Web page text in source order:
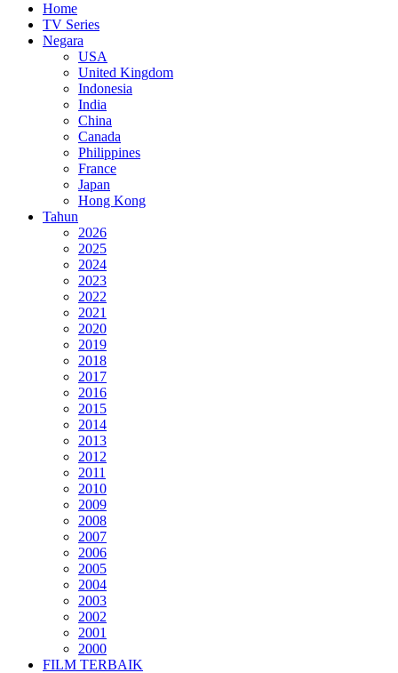
Home
TV Series
Negara
USA
United Kingdom
Indonesia
India
China
Canada
Philippines
France
Japan
Hong Kong
Tahun
2026
2025
2024
2023
2022
2021
2020
2019
2018
2017
2016
2015
2014
2013
2012
2011
2010
2009
2008
2007
2006
2005
2004
2003
2002
2001
2000
FILM TERBAIK